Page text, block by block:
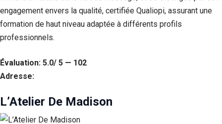
engagement envers la qualité, certifiée Qualiopi, assurant une
formation de haut niveau adaptée à différents profils
professionnels.
Évaluation: 5.0/ 5 — 102
Adresse:
L’Atelier De Madison